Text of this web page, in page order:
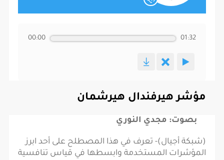
00:00 01:32
مؤشر هيرفندال هيرشمان
بصوت: مجدي النوري
(شبكة أجيال)- تعرف في هذا المصطلح على أحد ابرز
المؤشرات المستخدمة وابسطها في قياس تنافسية